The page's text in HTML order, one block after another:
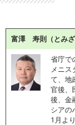
富澤 寿則（とみ
省庁で
メニス
て、地
官後、
後、金
シアの
1月よ